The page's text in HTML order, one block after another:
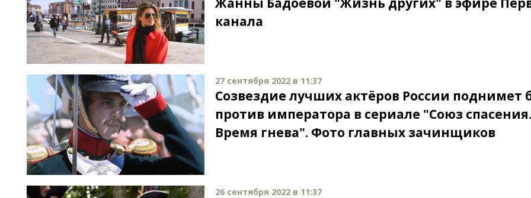
канала
27 сентября 2022 в 11:37
Созвездие лучших актёров России поднимет
против императора в сериале "Союз спасения.
Время гнева". Фото главных зачинщиков
26 сентября 2022 в 11:37